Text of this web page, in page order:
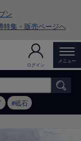
ン
特集・販売ページへ
ログイン
メニュー
砥石